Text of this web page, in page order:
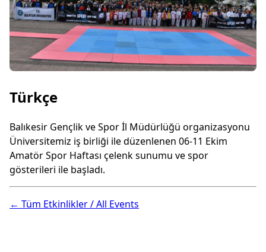
Türkçe
Balıkesir Gençlik ve Spor İl Müdürlüğü organizasyonu
Üniversitemiz iş birliği ile düzenlenen 06-11 Ekim
Amatör Spor Haftası çelenk sunumu ve spor
gösterileri ile başladı.
← Tüm Etkinlikler / All Events